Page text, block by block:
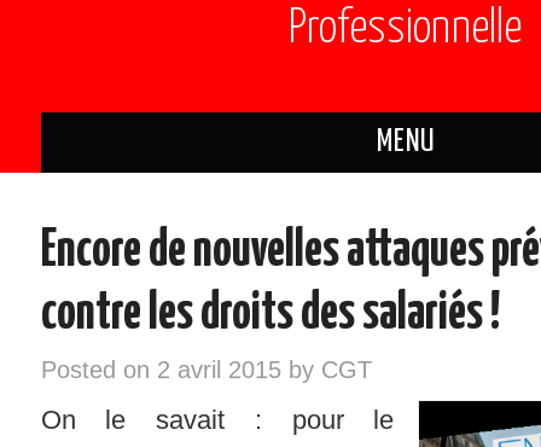
Professionnelle
MENU
INSTANCES – ELU/ES CGT
VOS DROITS
RÉGIONS
Encore de nouvelles attaques
contre les droits des salariés !
Posted on 2 avril 2015by CGT
On le savait : pour le